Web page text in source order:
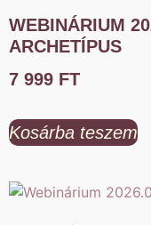
WEBINÁRIUM
ARCHETÍPUS
7 999 FT
Kosárba teszem